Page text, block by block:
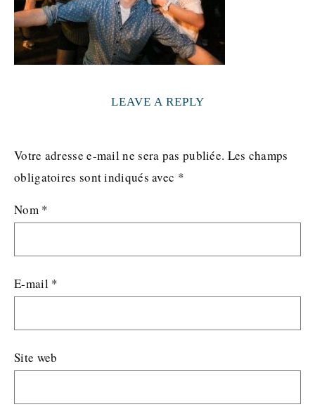
LEAVE A REPLY
Votre adresse e-mail ne sera pas publiée. Les champs
obligatoires sont indiqués avec *
Nom *
E-mail *
Site web